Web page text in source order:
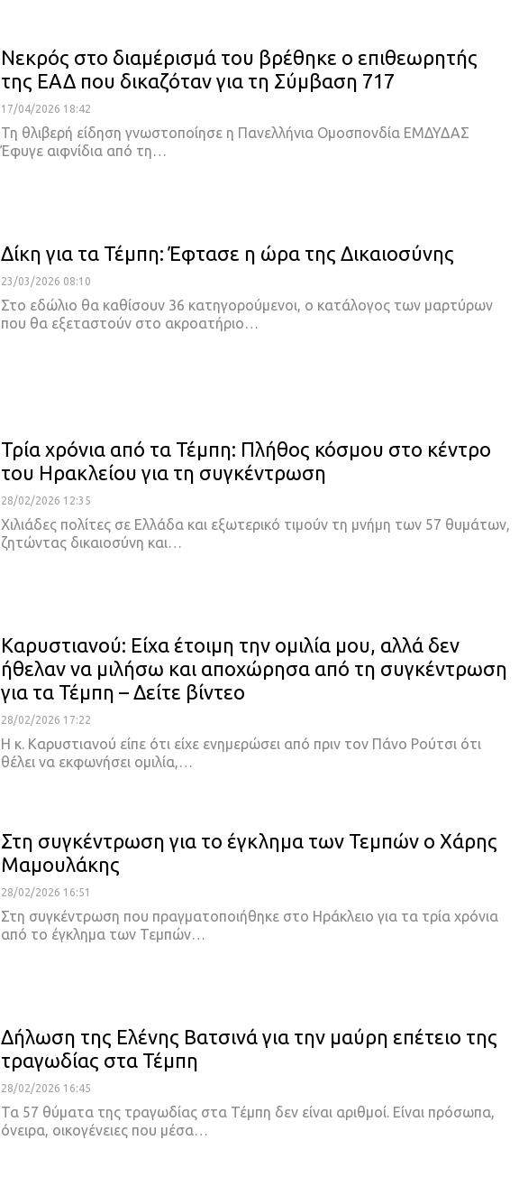
Νεκρός στο διαμέρισμά του βρέθηκε ο επιθεωρητής
της ΕΑΔ που δικαζόταν για τη Σύμβαση 717
17/04/2026 18:42
Τη θλιβερή είδηση γνωστοποίησε η Πανελλήνια Ομοσπονδία ΕΜΔΥΔΑΣ
Έφυγε αιφνίδια από τη…
Δίκη για τα Τέμπη: Έφτασε η ώρα της Δικαιοσύνης
23/03/2026 08:10
Στο εδώλιο θα καθίσουν 36 κατηγορούμενοι, ο κατάλογος των μαρτύρων
που θα εξεταστούν στο ακροατήριο…
Τρία χρόνια από τα Τέμπη: Πλήθος κόσμου στο κέντρο
του Ηρακλείου για τη συγκέντρωση
28/02/2026 12:35
Χιλιάδες πολίτες σε Ελλάδα και εξωτερικό τιμούν τη μνήμη των 57 θυμάτων,
ζητώντας δικαιοσύνη και…
Καρυστιανού: Είχα έτοιμη την ομιλία μου, αλλά δεν
ήθελαν να μιλήσω και αποχώρησα από τη συγκέντρωση
για τα Τέμπη – Δείτε βίντεο
28/02/2026 17:22
Η κ. Καρυστιανού είπε ότι είχε ενημερώσει από πριν τον Πάνο Ρούτσι ότι
θέλει να εκφωνήσει ομιλία,…
Στη συγκέντρωση για το έγκλημα των Τεμπών ο Χάρης
Μαμουλάκης
28/02/2026 16:51
Στη συγκέντρωση που πραγματοποιήθηκε στο Ηράκλειο για τα τρία χρόνια
από το έγκλημα των Τεμπών…
Δήλωση της Ελένης Βατσινά για την μαύρη επέτειο της
τραγωδίας στα Τέμπη
28/02/2026 16:45
Τα 57 θύματα της τραγωδίας στα Τέμπη δεν είναι αριθμοί. Είναι πρόσωπα,
όνειρα, οικογένειες που μέσα…